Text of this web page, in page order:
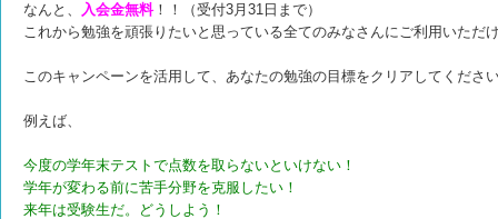
なんと、 入会金無料！！（受付3月31日まで）
これから勉強を頑張りたいと思っている全てのみなさんにご利用いただ
このキャンペーンを活用して、あなたの勉強の目標をクリアしてくださ
例えば、
今度の学年末テストで点数を取らないといけない！
学年が変わる前に苦手分野を克服したい！
来年は受験生だ。どうしよう！